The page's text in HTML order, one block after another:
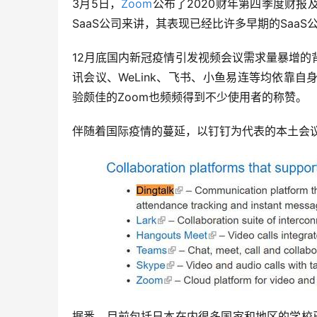
3月5日， Zoom公布了2020财年第四季度财报
SaaS公司来讲，其表现已经比许多早期的SaaS
12月底国内新冠疫情引发视频会议需求量暴增
讯会议、WeLink、飞书、小鱼易连等均依靠自
验颇佳的Zoom也频频得到不少使用者的称赞。
伴随着国际疫情的蔓延，以钉钉为代表的本土